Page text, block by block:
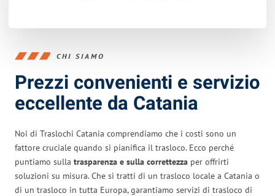
CHI SIAMO
Prezzi convenienti e servizio
eccellente da Catania
Noi di Traslochi Catania comprendiamo che i costi sono un
fattore cruciale quando si pianifica il trasloco. Ecco perché
puntiamo sulla trasparenza e sulla correttezza per offrirti
soluzioni su misura. Che si tratti di un trasloco locale a Catania o
di un trasloco in tutta Europa, garantiamo servizi di trasloco di